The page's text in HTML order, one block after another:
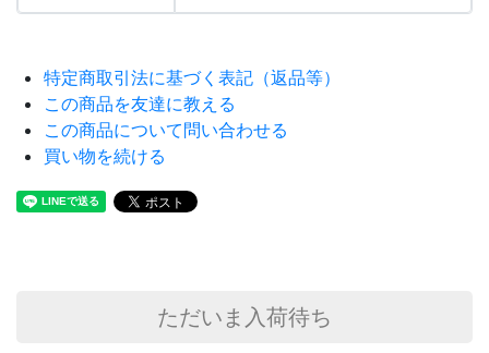
特定商取引法に基づく表記（返品等）
この商品を友達に教える
この商品について問い合わせる
買い物を続ける
ただいま入荷待ち